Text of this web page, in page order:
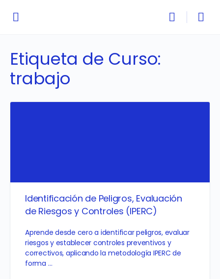
Etiqueta de Curso:
trabajo
Identificación de Peligros, Evaluación
de Riesgos y Controles (IPERC)
Aprende desde cero a identificar peligros, evaluar
riesgos y establecer controles preventivos y
correctivos, aplicando la metodología IPERC de
forma …